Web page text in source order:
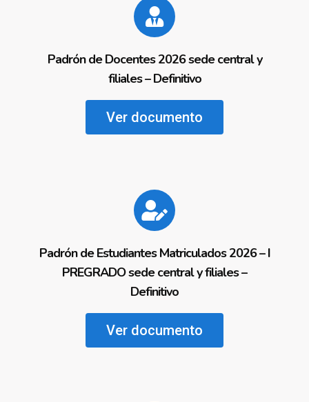
Padrón de Docentes 2026 sede central y
filiales – Definitivo
Ver documento
Padrón de Estudiantes Matriculados 2026 – I
PREGRADO sede central y filiales –
Definitivo
Ver documento